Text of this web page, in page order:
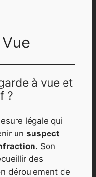
à vue et
?
légale qui
un suspect
. Son
des
déroulement de